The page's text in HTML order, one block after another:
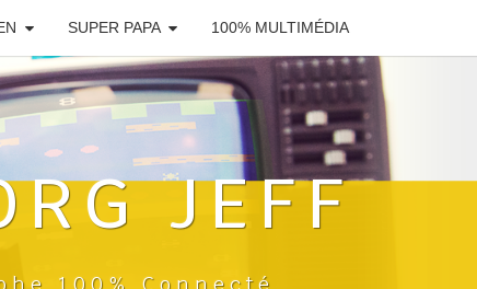
SUPER PAPA 100% MULTIMÉDIA
JEFF